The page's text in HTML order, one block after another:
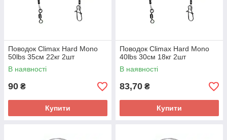
Поводок Climax Hard Mono
50lbs 35см 22кг 2шт
В наявності
90 ₴
Купити
Поводок Climax Hard Mono
40lbs 30см 18кг 2шт
В наявності
83,70 ₴
Купити